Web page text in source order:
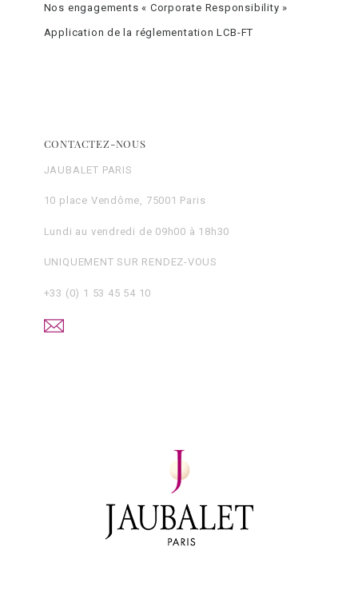
Nos engagements « Corporate Responsibility »
Application de la réglementation LCB-FT
CONTACTEZ-NOUS
JAUBALET PARIS
10 place Vendôme, 75001 Paris
Lundi au vendredi de 09h00 à 18h30
UNIQUEMENT SUR RENDEZ-VOUS
+33 (0) 1 53 45 54 10